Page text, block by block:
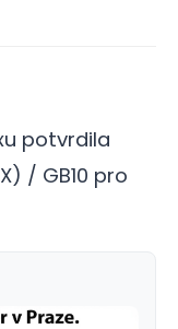
potvrdila
/ GB10 pro